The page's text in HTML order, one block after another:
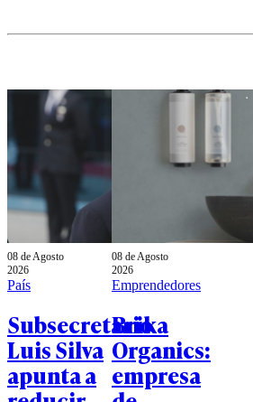
08 de Agosto
2026
País
Subsecretario
Luis Silva
apunta a
08 de Agosto
2026
Emprendedores
Brika
Organics:
empresa